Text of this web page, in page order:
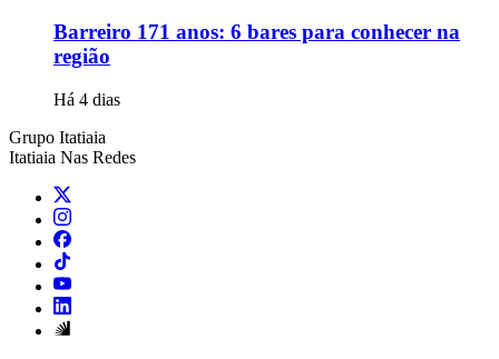
Barreiro 171 anos: 6 bares para conhecer na
região
Há 4 dias
Grupo Itatiaia
Itatiaia Nas Redes